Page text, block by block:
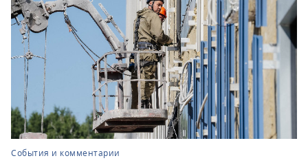
События и комментарии